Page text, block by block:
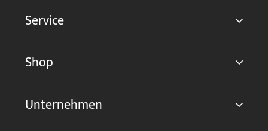
Service
Shop
Unternehmen